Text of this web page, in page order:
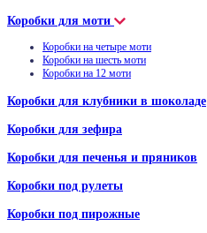
Коробки для моти
Коробки на четыре моти
Коробки на шесть моти
Коробки на 12 моти
Коробки для клубники в шоколаде
Коробки для зефира
Коробки для печенья и пряников
Коробки под рулеты
Коробки под пирожные